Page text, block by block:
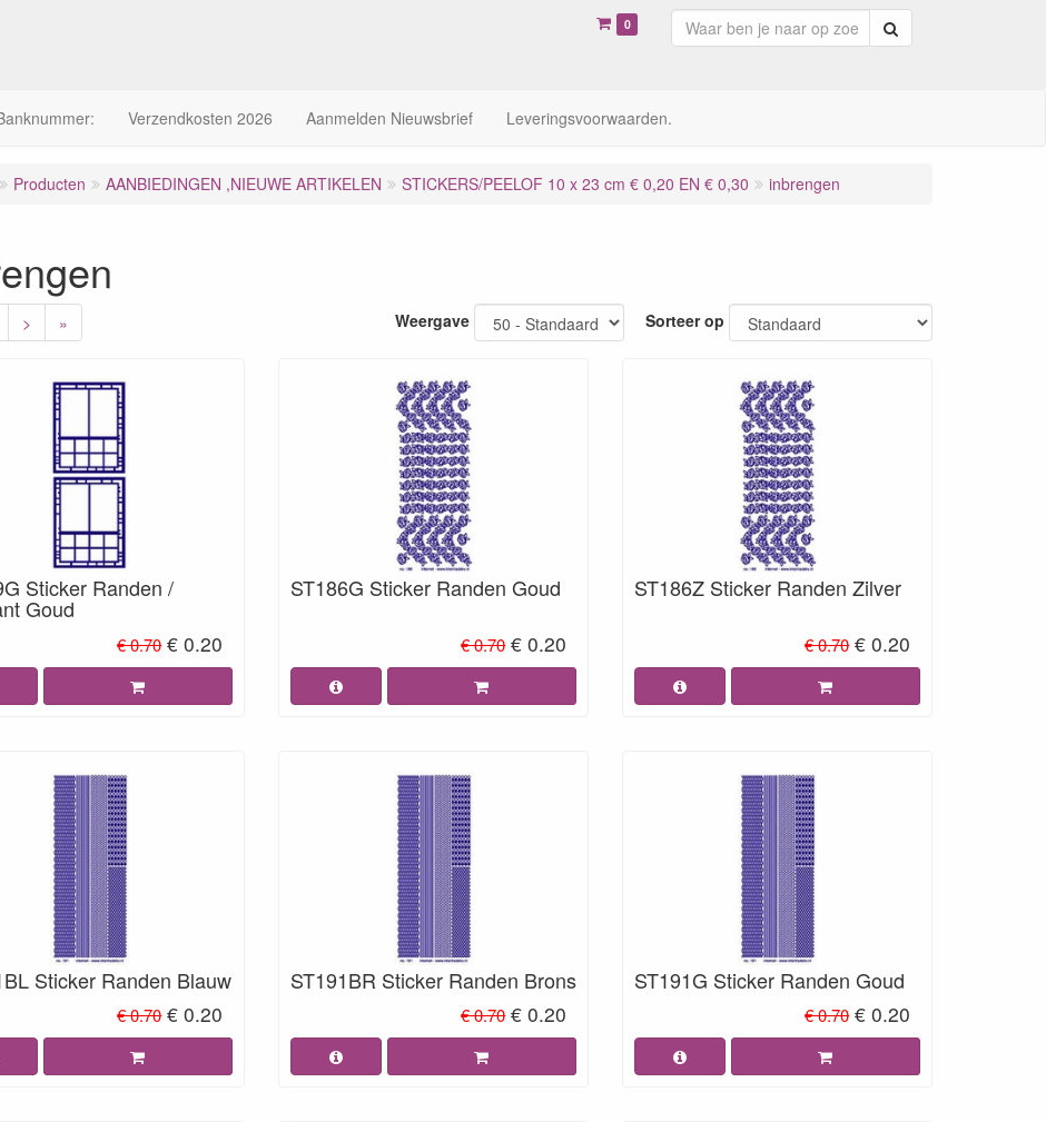
0
Verzendkosten 2026 Aanmelden Nieuwsbrief Leveringsvoorwaarden.
Producten AANBIEDINGEN ,NIEUWE ARTIKELEN STICKERS/PEELOF 10 x 23 cm € 0,20 EN € 0,30 inbrengen
> » Weergave Sorteer op
Sticker Randen /
Goud
€ 0.70 € 0.20
ST186G Sticker Randen Goud
€ 0.70 € 0.20
ST186Z Sticker Randen Zilver
€ 0.70 € 0.20
Sticker Randen Blauw
€ 0.70 € 0.20
ST191BR Sticker Randen Brons
€ 0.70 € 0.20
ST191G Sticker Randen Goud
€ 0.70 € 0.20